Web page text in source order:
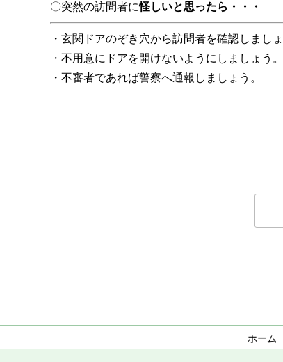
〇突然の訪問者に怪しいと思ったら・・・
・玄関ドアのぞき穴から訪問者を確認しましょ
・不用意にドアを開けないようにしましょう。
・不審者であれば警察へ通報しましょう。
ホーム